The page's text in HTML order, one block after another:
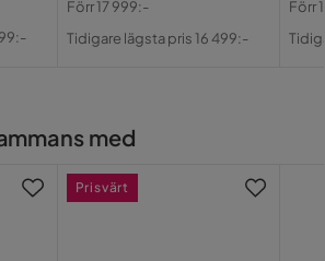
Rektangulär
Vit
Pris
Original
Förr17 999:-
Tidigare lägsta pris 16 499:-
Förr
med
Prisvärt